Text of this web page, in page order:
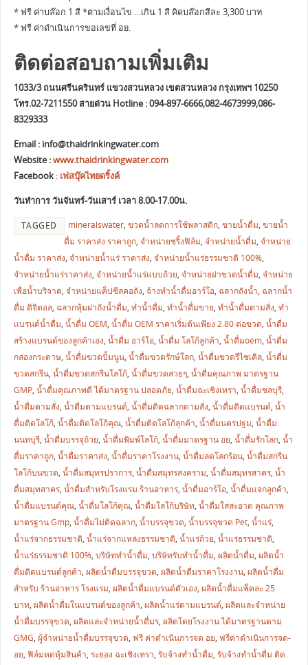
* ฟรี ค่าบล๊อก 1 สี *ตามเงื่อนไข …เกิน 1 สี คิดบล๊อกสีละ 3,300 บาท
* ฟรี ค่าดำเนินการขอเลขที่ อย.
ติดต่อสอบถามเพิ่มเติม
1033/3 ถนนศรีนครินทร์ แขวงสวนหลวง เขตสวนหลวง กรุงเทพฯ 10250
โทร.02-7211550 สายด่วน Hotline : 094-897-6666,082-4673999,086-
8329333
Email : info@thaidrinkingwater.com
Website :www.thaidrinkingwater.com
Facebook: เฟสบุ๊คไทยดริ้งค์
วันทำการ วันจันทร์-วันเสาร์ เวลา 8.00-17.00น.
TAGGED mineralswater, ขวดน้ำลดการใช้พลาสติก, ขายน้ำดื่ม, ขายน้ำ
ดื่ม ราคาส่ง ราคาถูก, จำหน่ายชริ้งฟิล์ม, จำหน่ายน้ำดื่ม, จำหน่าย
น้ำดื่ม ราคาส่ง, จำหน่ายน้ำแร่ ราคาส่ง, จำหน่ายน้ำแร่ธรรมชาติ 100%,
จำหน่ายน้ำแร่ราคาส่ง, จำหน่ายน้ำแร่แบบถ้วย, จำหน่ายฝาขวดน้ำดื่ม, จำหน่าย
เพื่อน้ำบริจาค, จำหน่ายแค็ปซีลคอถัง, จ้างทำน้ำดื่มอาร์โอ, ฉลากถังน้ำ, ฉลากน้ำ
ดื่ม ดิจิตอล, ฉลากหุ้มฝาถังน้ำดื่ม, ทำน้ำดื่ม, ทำน้ำดื่มขาย, ทำน้ำดื่มตามสั่ง, ทำ
แบรนด์น้ำดื่ม, น้ำดื่ม OEM, น้ำดื่ม OEM ราคาเริ่มต้นเพียง 2.80 ต่อขวด, น้ำดื่ม
สร้างแบรนด์ของลูกค้าเอง, น้ำดื่ม อาร์โอ, น้ำดื่ม โลโก้ลูกค้า, น้ำดื่มoem, น้ำดื่ม
กล่องกระดาษ, น้ำดื่มขวดปั้มนูน, น้ำดื่มขวดรักษ์โลก, น้ำดื่มขวดรีไซเคิล, น้ำดื่ม
ขวดสกรีน, น้ำดื่มขวดสกรีนโลโก้, น้ำดื่มขวดสวยๆ, น้ำดื่มคุณภาพ มาตรฐาน
GMP, น้ำดื่มคุณภาพดี ได้มาตรฐาน ปลอดภัย, น้ำดื่มฉะเชิงเทรา, น้ำดื่มชลบุรี,
น้ำดื่มตามสั่ง, น้ำดื่มตามแบรนด์, น้ำดื่มติดฉลากตามสั่ง, น้ำดื่มติดแบรนด์, น้ำ
ดื่มติดโลโก้, น้ำดื่มติดโลโก้คุณ, น้ำดื่มติดโลโก้ลุกค้า, น้ำดื่มนครปฐม, น้ำดื่ม
นนทบุรี, น้ำดื่มบรรจุถ้วย, น้ำดื่มพิมพ์โลโก้, น้ำดื่มมาตรฐาน อย, น้ำดื่มรักโลก, น้ำ
ดื่มราคาถูก, น้ำดื่มราคาส่ง, น้ำดื่มราคาโรงงาน, น้ำดื่มลดโลกร้อน, น้ำดื่มสกรีน
โลโก้บนขวด, น้ำดื่มสมุทรปราการ, น้ำดื่มสมุทรสงคราม, น้ำดื่มสมุทรสาคร, น้ำ
ดื่มสมุทสาคร, น้ำดื่มสำหรับโรงแรม ร้านอาหาร, น้ำดื่มอาร์โอ, น้ำดื่มแจกลูกค้า,
น้ำดื่มแบรนด์คุณ, น้ำดื่มโลโก้คุณ, น้ำดื่มโลโก้บริษัท, น้ำดื่มใสสะอาด คุณภาพ
มาตรฐาน Gmp, น้ำดื่มไม่ติดฉลาก, น้ำบรรจุขวด, น้ำบรรจุขวด Pet, น้ำแร่,
น้ำแร่จากธรรมชาติ, น้ำแร่จากแหล่งธรรมชาติ, น้ำแร่ถ้วย, น้ำแร่ธรรมชาติ,
น้ำแร่ธรรมชาติ 100%, บริษัททำน้ำดื่ม, บริษัทรับทำน้ำดื่ม, ผลิตน้ำดื่ม, ผลิตน้ำ
ดื่มติดแบรนด์ลูกค้า, ผลิตน้ำดื่มบรรจุขวด, ผลิตน้ำดื่มราคาโรงงาน, ผลิตน้ำดื่ม
สำหรับ ร้านอาหาร โรงแรม, ผลิตน้ำดื่มแบรนด์ตัวเอง, ผลิตน้ำดื่มแพ็คละ 25
บาท, ผลิตน้ำดื่มในแบรนด์ของลูกค้า, ผลิตน้ำแร่ตามแบรนด์, ผลิตและจำหน่าย
น้ำดื่มบรรจุขวด, ผลิตและจำหน่ายน้ำดื่มร, ผลิตโดยโรงงาน ได้มาตรฐานตาม
GMG, ผู้จำหน่ายน้ำดื่มบรรจุขวด, ฟรี ค่าดำเนินการจด อย, ฟรีค่าดำเนินการจด-
อย, ฟิล์มหดหุ้มสินค้า, ระยอง ฉะเชิงเทรา, รับจ้างทำน้ำดื่ม, รับจ้างทำน้ำดื่ม ติด